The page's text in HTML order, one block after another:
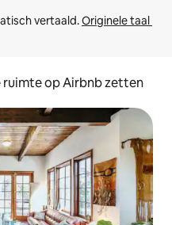
vertaald. Originele taal
ruimte op Airbnb zetten